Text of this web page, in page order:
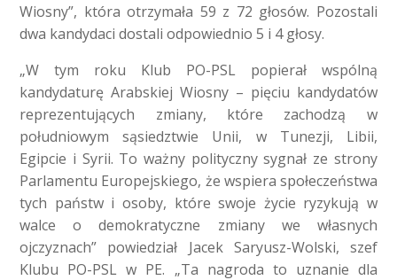
Wiosny”, która otrzymała 59 z 72 głosów. Pozostali
dwa kandydaci dostali odpowiednio 5 i 4 głosy.
„W tym roku Klub PO-PSL popierał wspólną
kandydaturę Arabskiej Wiosny – pięciu kandydatów
reprezentujących zmiany, które zachodzą w
południowym sąsiedztwie Unii, w Tunezji, Libii,
Egipcie i Syrii. To ważny polityczny sygnał ze strony
Parlamentu Europejskiego, że wspiera społeczeństwa
tych państw i osoby, które swoje życie ryzykują w
walce o demokratyczne zmiany we własnych
ojczyznach” powiedział Jacek Saryusz-Wolski, szef
Klubu PO-PSL w PE. „Ta nagroda to uznanie dla